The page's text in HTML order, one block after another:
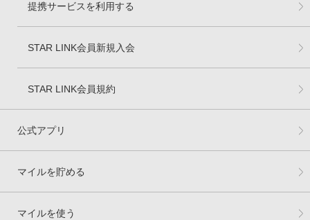
提携サービスを利用する
STAR LINK会員新規入会
STAR LINK会員規約
公式アプリ
マイルを貯める
マイルを使う